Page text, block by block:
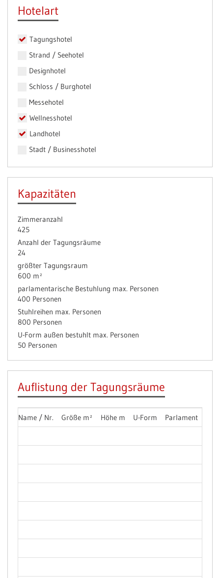
Hotelart
Tagungshotel
Strand / Seehotel
Designhotel
Schloss / Burghotel
Messehotel
Wellnesshotel
Landhotel
Stadt / Businesshotel
Kapazitäten
Zimmeranzahl
425
Anzahl der Tagungsräume
24
größter Tagungsraum
600 m²
parlamentarische Bestuhlung max. Personen
400 Personen
Stuhlreihen max. Personen
800 Personen
U-Form außen bestuhlt max. Personen
50 Personen
Auflistung der Tagungsräume
Name / Nr. Größe m² Höhe m U-Form Parlament